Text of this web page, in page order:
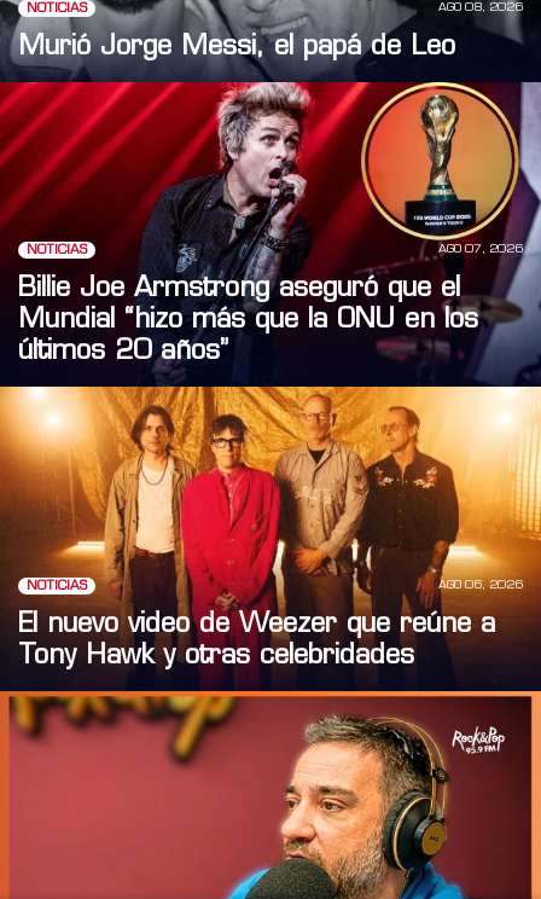
NOTICIAS AGO 08, 2026
Murió Jorge Messi, el papá de Leo
NOTICIAS AGO 07, 2026
Billie Joe Armstrong aseguró que el
Mundial “hizo más que la ONU en los
últimos 20 años”
NOTICIAS AGO 06, 2026
El nuevo video de Weezer que reúne a
Tony Hawk y otras celebridades